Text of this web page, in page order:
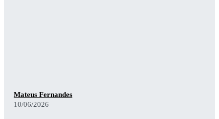
Mateus Fernandes
10/06/2026